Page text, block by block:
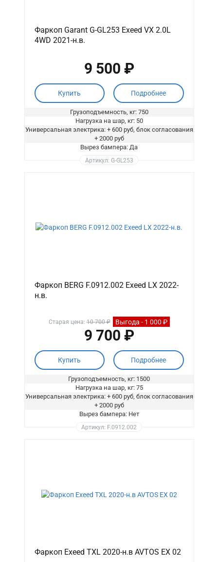
Фаркоп Garant G-GL253 Exeed VX 2.0L
4WD 2021-н.в.
9 500 ₽
Купить Подробнее
Грузоподъемность, кг: 750
Нагрузка на шар, кг: 50
Универсальная электрика: + 600 руб, блок согласования
+ 2000 руб
Вырез бампера: Да
Артикул: G-GL253
Фаркоп BERG F.0912.002 Exeed LX 2022-
н.в.
Старая цена:10 700 ₽ Выгода - 1 000 ₽
9 700 ₽
Купить Подробнее
Грузоподъемность, кг: 1500
Нагрузка на шар, кг: 75
Универсальная электрика: + 600 руб, блок согласования
+ 2000 руб
Вырез бампера: Нет
Артикул: F.0912.002
Фаркоп Exeed TXL 2020-н.в AVTOS EX 02